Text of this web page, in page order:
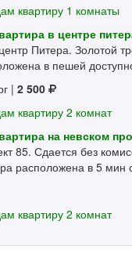
квартиру 1 комнаты
в центре
Питера. Золотой
в пешей
| 2 500
квартиру 2 комнат
на невском
85. Сдается без
расположена в 5 мин
квартиру 2 комнат